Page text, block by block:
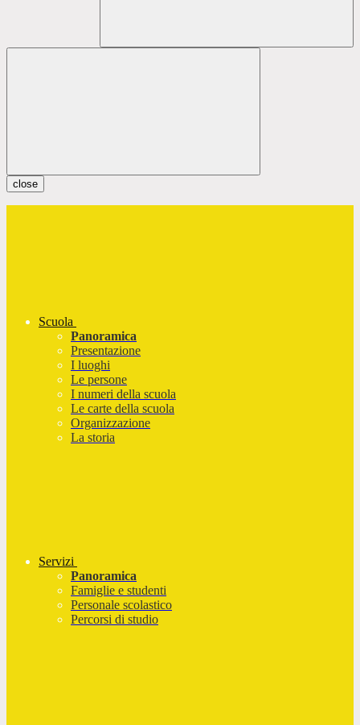
close
Scuola
Panoramica
Presentazione
I luoghi
Le persone
I numeri della scuola
Le carte della scuola
Organizzazione
La storia
Servizi
Panoramica
Famiglie e studenti
Personale scolastico
Percorsi di studio